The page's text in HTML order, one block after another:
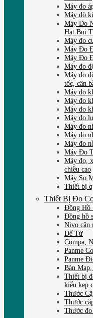
Máy đo
Máy dò
Máy Đo
Hạt Bụi
Máy đo
Máy Đo
Máy Đo
Máy đo
Máy đo
tốc, cân
Máy đo
Máy đo
Máy đo
Máy đo
Máy đo
Máy đo
Máy đo
Máy Đo
Máy đo,
chiều cao
Máy So
Thiết bị
Thiết Bị Đo
Đồng Hồ
Đồng hồ
Nivo cân
Đế Từ
Compa,
Panme
Panme
Bàn
Thiết bị
kiểu kẹp
Thước
Thước
Thước